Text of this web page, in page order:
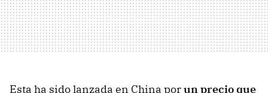
Esta ha sido lanzada en China porun precio que